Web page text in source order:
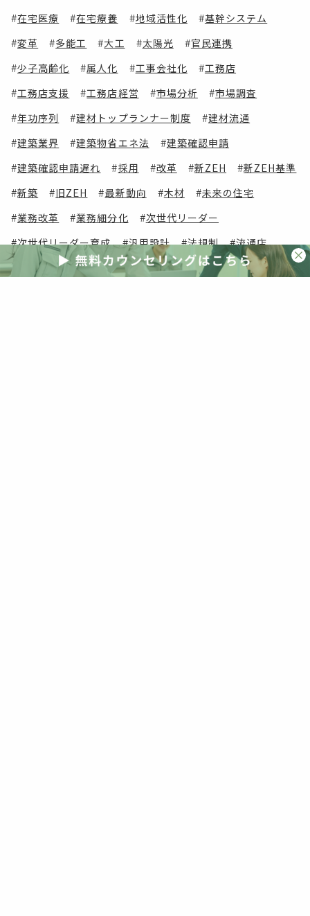
在宅医療 在宅療養 地域活性化 基幹システム
変革 多能工 大工 太陽光 官民連携
少子高齢化 属人化 工事会社化 工務店
工務店支援 工務店経営 市場分析 市場調査
年功序列 建材トップランナー制度 建材流通
建築業界 建築物省エネ法 建築確認申請
建築確認申請遅れ 採用 改革 新ZEH 新ZEH基準
新築 旧ZEH 最新動向 木材 未来の住宅
業務改革 業務細分化 次世代リーダー
次世代リーダー育成 汎用設計 法規制 流通店
海外事例 海外視察 清水英雄事務所 減税 災害